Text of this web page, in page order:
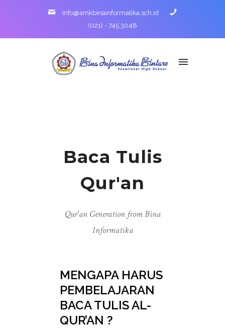
info@smkbinainformatika.sch.id
(021) - 745 3048
Baca Tulis
Qur'an
Qur'an Generation from Bina
Informatika
MENGAPA HARUS
PEMBELAJARAN
BACA TULIS AL-
QUR’AN ?